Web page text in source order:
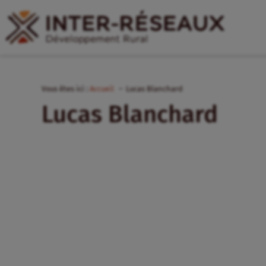
Vous êtes ici : Accueil Lucas Blanchard
Lucas Blanchard